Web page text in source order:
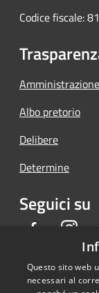
Codice fiscale:
Albo pretorio
Delibere
Determine
Seguici su
Facebook
Questo sito web
necessari al